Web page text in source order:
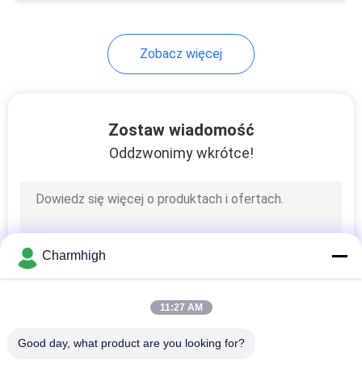
Akcesoria SMT
Maszyna do
lutowania falą
Zobacz więcej
Zostaw wiadomość
Oddzwonimy wkrótce!
Charmhigh
11:27 AM
Good day, what product are you looking for?